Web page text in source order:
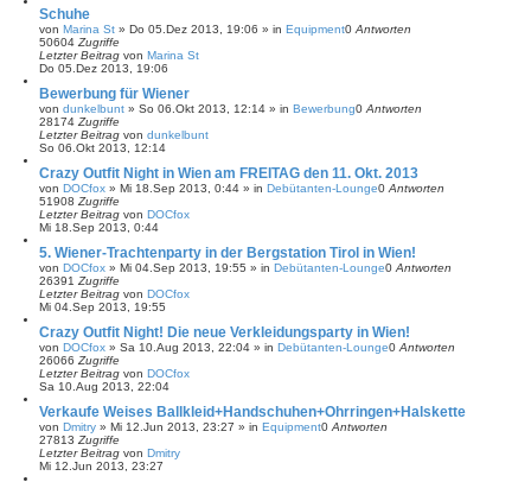
Schuhe
von Marina St » Do 05.Dez 2013, 19:06 » in Equipment0 Antworten
50604 Zugriffe
Letzter Beitrag von Marina St
Do 05.Dez 2013, 19:06
Bewerbung für Wiener
von dunkelbunt » So 06.Okt 2013, 12:14 » in Bewerbung0 Antworten
28174 Zugriffe
Letzter Beitrag von dunkelbunt
So 06.Okt 2013, 12:14
Crazy Outfit Night in Wien am FREITAG den 11. Okt. 2013
von DOCfox » Mi 18.Sep 2013, 0:44 » in Debütanten-Lounge0 Antworten
51908 Zugriffe
Letzter Beitrag von DOCfox
Mi 18.Sep 2013, 0:44
5. Wiener-Trachtenparty in der Bergstation Tirol in Wien!
von DOCfox » Mi 04.Sep 2013, 19:55 » in Debütanten-Lounge0 Antworten
26391 Zugriffe
Letzter Beitrag von DOCfox
Mi 04.Sep 2013, 19:55
Crazy Outfit Night! Die neue Verkleidungsparty in Wien!
von DOCfox » Sa 10.Aug 2013, 22:04 » in Debütanten-Lounge0 Antworten
26066 Zugriffe
Letzter Beitrag von DOCfox
Sa 10.Aug 2013, 22:04
Verkaufe Weises Ballkleid+Handschuhen+Ohrringen+Halskette
von Dmitry » Mi 12.Jun 2013, 23:27 » in Equipment0 Antworten
27813 Zugriffe
Letzter Beitrag von Dmitry
Mi 12.Jun 2013, 23:27